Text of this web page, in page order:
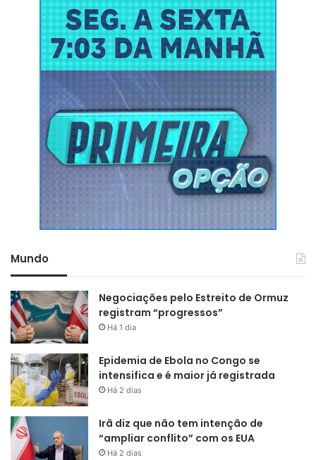
com 65 anos ou mais representam 11,2% da população
total, de 211,9 milhões.
Crescimento populacional
total
Mesmo com a mudança no perfil etário, a população
brasileira continuou crescendo, embora em ritmo mais
lento. O país passou de 197,1 milhões de habitantes em
2012 para 211,9 milhões em 2024 – um aumento de 7,5%.
A distribuição regional manteve-se desigual. O Sudeste
concentrou 41,8% da população, com 88,5 milhões de
Norte (8,6%) e Centro-Oeste (8,0%).
Mundo
Negociações pelo Estreito de Ormuz
registram “progressos”
Há 1 dia
Epidemia de Ebola no Congo se
intensifica e é maior já registrada
Há 2 dias
Irã diz que não tem intenção de
“ampliar conflito” com os EUA
Há 2 dias